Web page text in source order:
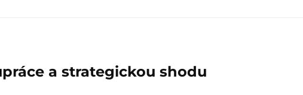
a strategickou shodu